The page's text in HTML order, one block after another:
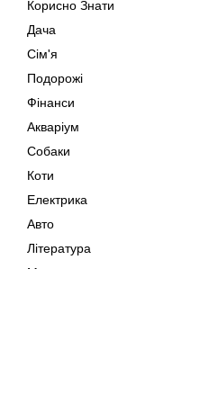
Корисно Знати
Дача
Сім'я
Подорожі
Фінанси
Акваріум
Собаки
Коти
Електрика
Авто
Література
Музика